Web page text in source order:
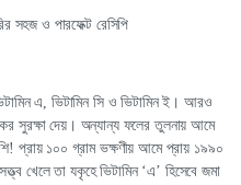
সহজ ও পারফেক্ট রেসিপি
এ, ভিটামিন সি ও ভিটামিন ই। আরও
সুরক্ষা দেয়। অন্যান্য ফলের তুলনায় আমে
প্রায় ১০০ গ্রাম ভক্ষণীয় আমে প্রায় ১৯৯০
খেলে তা যকৃহে ভিটামিন ‘এ’ হিসেবে জমা